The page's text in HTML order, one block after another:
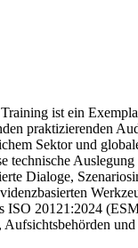
ist ein
praktizierenden
Sektor und
Dialoge,
20121:2024